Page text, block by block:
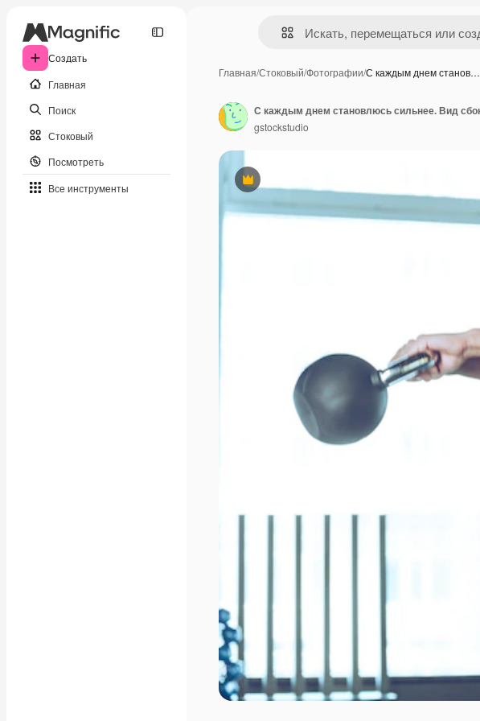
Создать
Главная
Поиск
Стоковый
Посмотреть
Все инструменты
Главная/Стоковый/Фотографии/С каждым днем станов…
Премиум
gstockstudio